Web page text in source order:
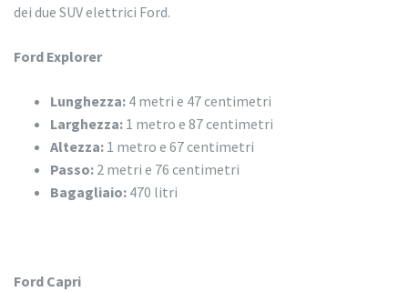
dei due SUV elettrici Ford.
Ford Explorer
Lunghezza: 4 metri e 47 centimetri
Larghezza: 1 metro e 87 centimetri
Altezza: 1 metro e 67 centimetri
Passo: 2 metri e 76 centimetri
Bagagliaio: 470 litri
Ford Capri